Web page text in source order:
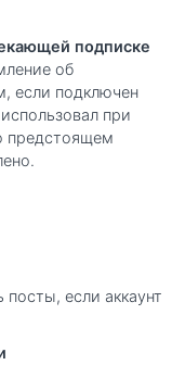
подписке
об
если подключен
при
предстоящем
если аккаунт